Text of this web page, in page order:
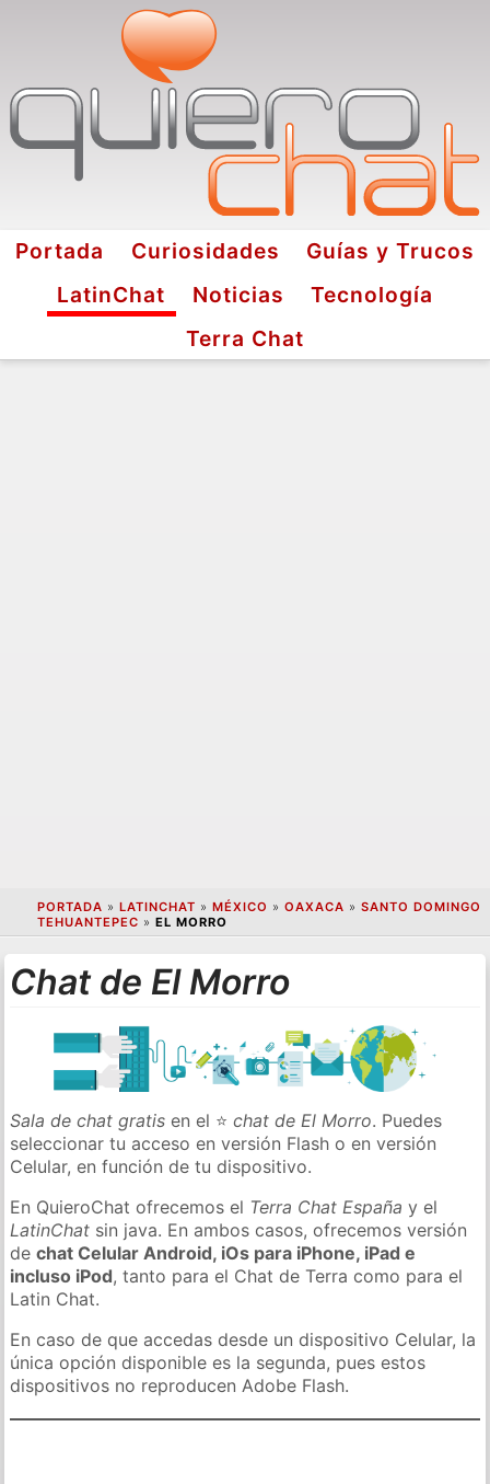
Portada Curiosidades
Guías y Trucos
LatinChat
Noticias
Tecnología
Terra Chat
PORTADA » LATINCHAT » MÉXICO » OAXACA » SANTO DOMINGO
TEHUANTEPEC » EL MORRO
Chat de El Morro
Sala de chat gratis en el ⭐chat de El Morro. Puedes
seleccionar tu acceso en versión Flash o en versión
Celular, en función de tu dispositivo.
En QuieroChat ofrecemos el Terra Chat España y el
LatinChat sin java. En ambos casos, ofrecemos versión
dechat Celular Android, iOs para iPhone, iPad e
incluso iPod, tanto para el Chat de Terra como para el
Latin Chat.
En caso de que accedas desde un dispositivo Celular, la
única opción disponible es la segunda, pues estos
dispositivos no reproducen Adobe Flash.